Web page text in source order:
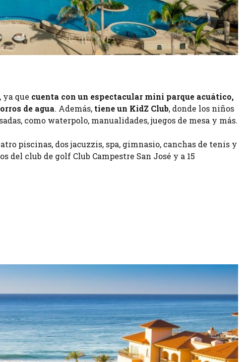
ya que cuenta con un espectacular mini parque acuático,
de agua. Además, tiene un KidZ Club, donde los niños
como waterpolo, manualidades, juegos de mesa y más.
piscinas, dos jacuzzis, spa, gimnasio, canchas de tenis y
del club de golf Club Campestre San José y a 15